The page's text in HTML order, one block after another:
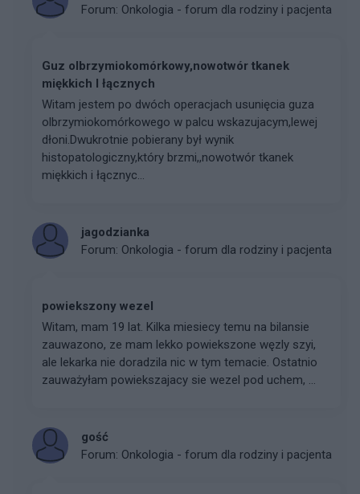
Forum: Onkologia - forum dla rodziny i pacjenta
Guz olbrzymiokomórkowy,nowotwór tkanek
miękkich I łącznych
Witam jestem po dwóch operacjach usunięcia guza
olbrzymiokomórkowego w palcu wskazujacym,lewej
dłoni.Dwukrotnie pobierany był wynik
histopatologiczny,który brzmi,,nowotwór tkanek
miękkich i łącznyc...
jagodzianka
Forum: Onkologia - forum dla rodziny i pacjenta
powiekszony wezel
Witam, mam 19 lat. Kilka miesiecy temu na bilansie
zauwazono, ze mam lekko powiekszone węzly szyi,
ale lekarka nie doradzila nic w tym temacie. Ostatnio
zauważyłam powiekszajacy sie wezel pod uchem, ...
gość
Forum: Onkologia - forum dla rodziny i pacjenta